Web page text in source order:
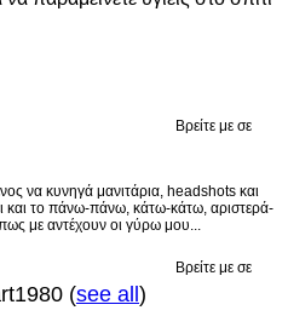
Βρείτε με σε
να κυνηγά μανιτάρια, headshots και
το πάνω-πάνω, κάτω-κάτω, αριστερά-
με αντέχουν οι γύρω μου...
Βρείτε με σε
(see all)